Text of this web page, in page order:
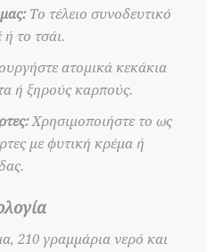
Το τέλειο συνοδευτικό
το τσάι.
ατομικά κεκάκια
ή ξηρούς καρπούς.
Χρησιμοποιήστε το ως
με φυτική κρέμα ή
210 γραμμάρια νερό και